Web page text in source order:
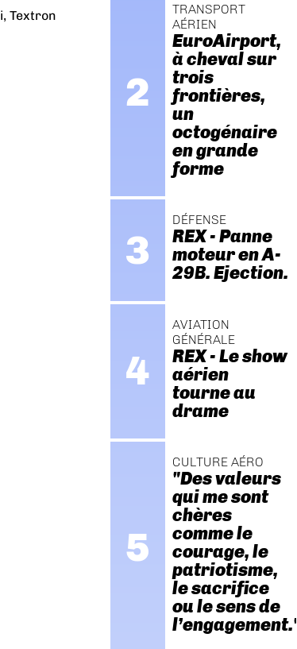
Textron
TRANSPORT
AÉRIEN
EuroAirport,
à cheval sur
trois
frontières,
un
octogénaire
en grande
forme
DÉFENSE
REX - Panne
moteur en A-
29B. Ejection.
AVIATION
GÉNÉRALE
REX - Le show
aérien
tourne au
drame
CULTURE AÉRO
"Des valeurs
qui me sont
chères
comme le
courage, le
patriotisme,
le sacrifice
ou le sens de
l’engagement."